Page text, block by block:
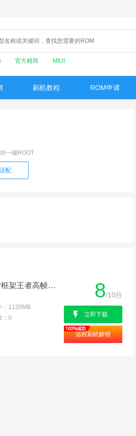
官方精简 MIUI
刷机教程 ROM申请
一键ROOT
配
三星C5Pro 7.0 root C5010ZCU1BRE2 ROOT XP框架王者高帧指纹支付各种自定义版
1120MB
0
8/10分
立即下载
远程刷机解锁